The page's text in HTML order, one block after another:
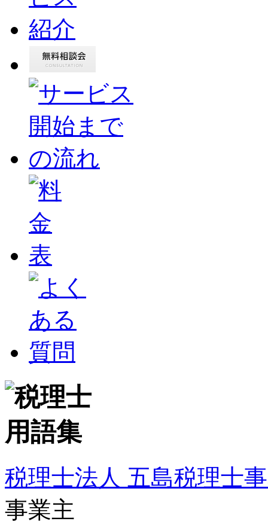
税理士法人 五島税理士
事業主